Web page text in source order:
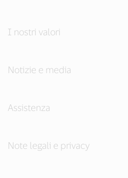
I nostri valori
Notizie e media
Assistenza
Note legali e privacy